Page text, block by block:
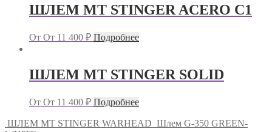
ШЛЕМ MT STINGER ACERO C1
От От 11 400 ₽ Подробнее
ШЛЕМ MT STINGER SOLID
От От 11 400 ₽ Подробнее
ШЛЕМ MT STINGER WARHEAD Шлем G-350 GREEN-